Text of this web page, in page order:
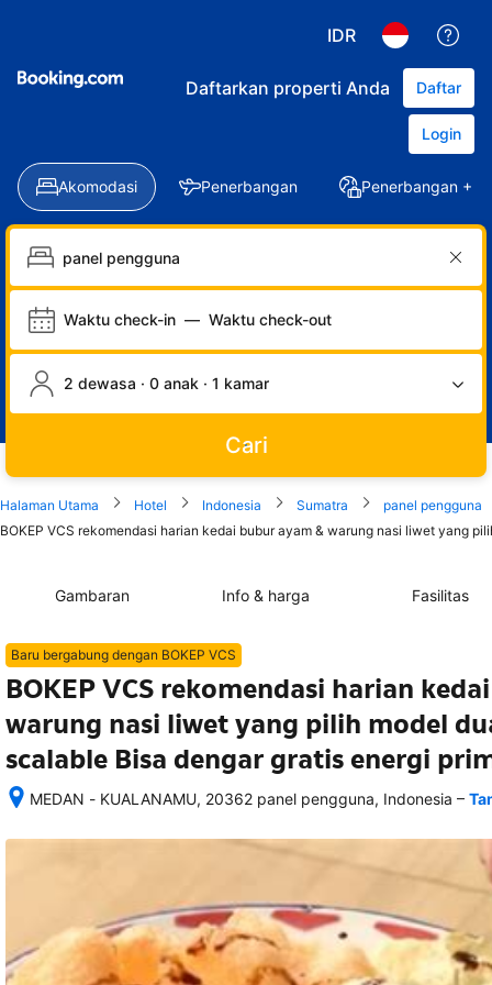
IDR
Daftarkan properti Anda Daftar
Login
Akomodasi Penerbangan Penerbangan +
Waktu check-in — Waktu check-out
2 dewasa · 0 anak · 1 kamar
Cari
Halaman Utama Hotel Indonesia Sumatra
panel pengguna
BOKEP VCS rekomendasi harian kedai bubur ayam & warung nasi liwet yang
Gambaran Info & harga Fasilitas
Baru bergabung dengan BOKEP VCS
BOKEP VCS rekomendasi harian
warung nasi liwet yang pilih model
scalable Bisa dengar gratis energi
MEDAN - KUALANAMU, 20362 panel pengguna, Indonesia
memesan,
termasuk
nomor
telepon
–